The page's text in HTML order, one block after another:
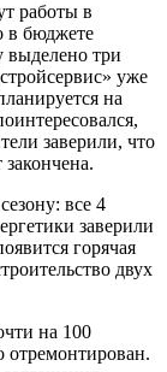
работы в
в бюджете
выделено три
уже
на
заверили, что
все 4
заверили
горячая
двух
на 100
отремонтирован.